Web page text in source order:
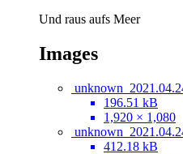
Und raus aufs Meer
Images
196.51 kB
1,920 × 1,080
412.18 kB